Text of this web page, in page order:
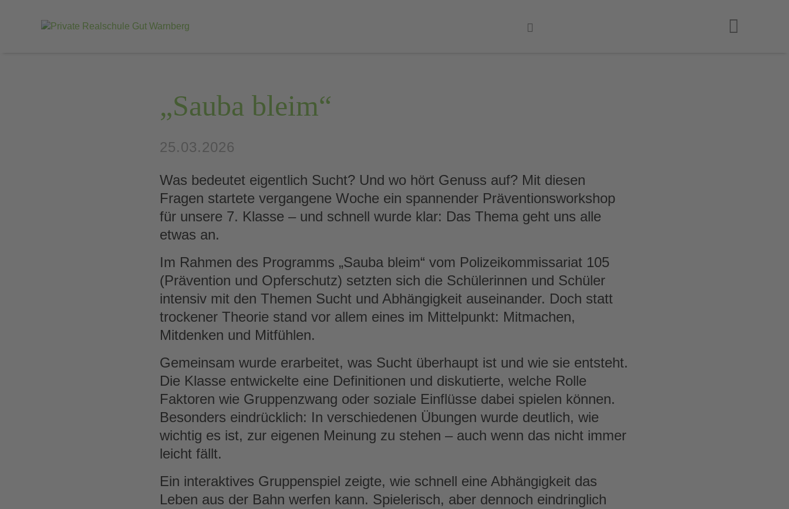
„Sauba bleim“
25.03.2026
Was bedeutet eigentlich Sucht? Und wo hört Genuss auf? Mit diesen
Fragen startete vergangene Woche ein spannender Präventionsworkshop
für unsere 7. Klasse – und schnell wurde klar: Das Thema geht uns alle
etwas an.
Im Rahmen des Programms „Sauba bleim“ vom Polizeikommissariat 105
(Prävention und Opferschutz) setzten sich die Schülerinnen und Schüler
intensiv mit den Themen Sucht und Abhängigkeit auseinander. Doch statt
trockener Theorie stand vor allem eines im Mittelpunkt: Mitmachen,
Mitdenken und Mitfühlen.
Gemeinsam wurde erarbeitet, was Sucht überhaupt ist und wie sie entsteht.
Die Klasse entwickelte eine Definitionen und diskutierte, welche Rolle
Faktoren wie Gruppenzwang oder soziale Einflüsse dabei spielen können.
Besonders eindrücklich: In verschiedenen Übungen wurde deutlich, wie
wichtig es ist, zur eigenen Meinung zu stehen – auch wenn das nicht immer
leicht fällt.
Ein interaktives Gruppenspiel zeigte, wie schnell eine Abhängigkeit das
Leben aus der Bahn werfen kann. Spielerisch, aber dennoch eindringlich